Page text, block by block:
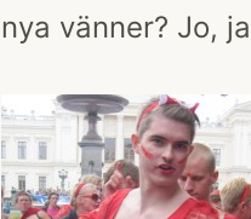
nya vänner? Jo,